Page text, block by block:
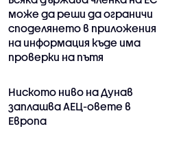
може да реши да ограничи
споделянето в приложения
на информация къде има
проверки на пътя
Ниското ниво на Дунав
заплашва АЕЦ-овете в
Европа